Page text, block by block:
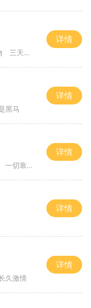
天合区
详情
黑马
详情
靠打
详情
详情
久激情
详情